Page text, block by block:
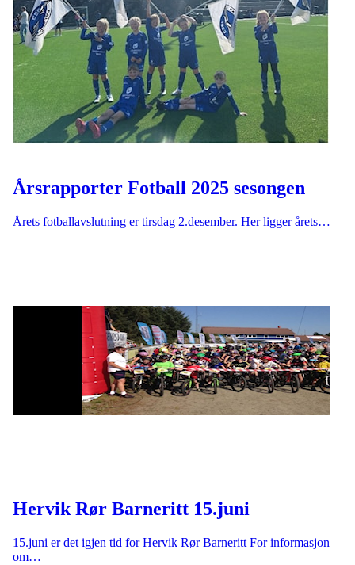
Årsrapporter Fotball 2025 sesongen
Årets fotballavslutning er tirsdag 2.desember. Her ligger årets…
Hervik Rør Barneritt 15.juni
15.juni er det igjen tid for Hervik Rør Barneritt For informasjon
om…